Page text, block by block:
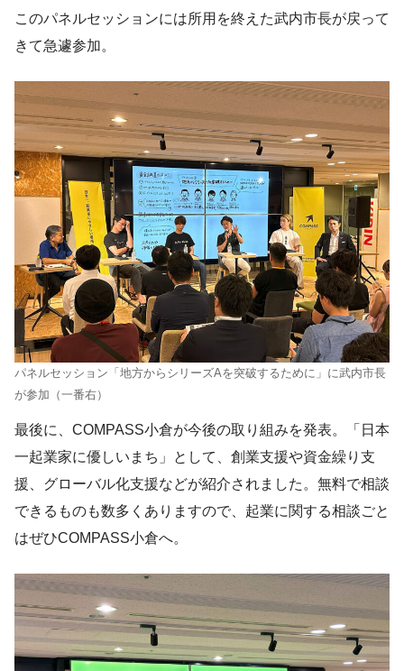
このパネルセッションには所用を終えた武内市長が戻って
きて急遽参加。
パネルセッション「地⽅からシリーズAを突破するために」に武内市長
が参加（一番右）
最後に、COMPASS小倉が今後の取り組みを発表。「日本
一起業家に優しいまち」として、創業支援や資金繰り支
援、グローバル化支援などが紹介されました。無料で相談
できるものも数多くありますので、起業に関する相談ごと
はぜひCOMPASS小倉へ。